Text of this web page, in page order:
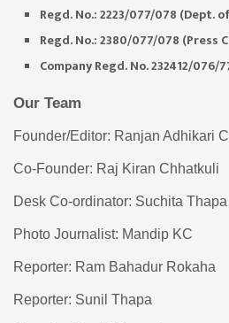
Regd. No.: 2223/077/078 (Dept.
Regd. No.: 2380/077/078 (Press
Company Regd. No. 232412/076/
Our Team
Founder/Editor: Ranjan Adhikari
Co-Founder: Raj Kiran Chhatkuli
Desk Co-ordinator: Suchita
Photo Journalist: Mandip KC
Reporter: Ram Bahadur Rokaha
Reporter: Sunil Thapa